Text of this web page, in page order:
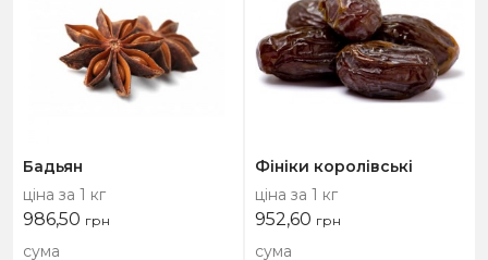
Бадьян
ціна за 1 кг
986,50 грн
сума
Фініки королівські
ціна за 1 кг
952,60 грн
сума